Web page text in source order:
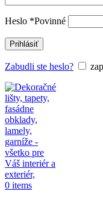
Heslo *Povinné
Prihlásiť
Zabudli ste heslo?
0 items